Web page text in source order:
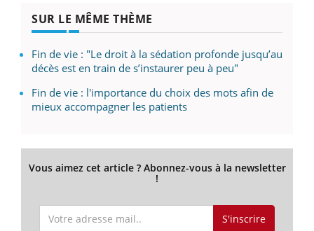
SUR LE MÊME THÈME
Fin de vie : "Le droit à la sédation profonde jusqu’au
décès est en train de s’instaurer peu à peu"
Fin de vie : l'importance du choix des mots afin de
mieux accompagner les patients
Vous aimez cet article ? Abonnez-vous à la newsletter
!
S'inscrire